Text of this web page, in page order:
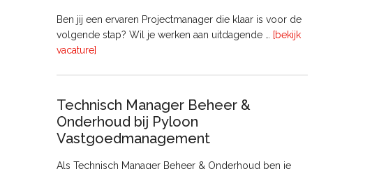
Ben jij een ervaren Projectmanager die klaar is voor de
volgende stap? Wil je werken aan uitdagende …
[bekijk
vacature]
Technisch Manager Beheer &
Onderhoud bij Pyloon
Vastgoedmanagement
Als Technisch Manager Beheer & Onderhoud ben je